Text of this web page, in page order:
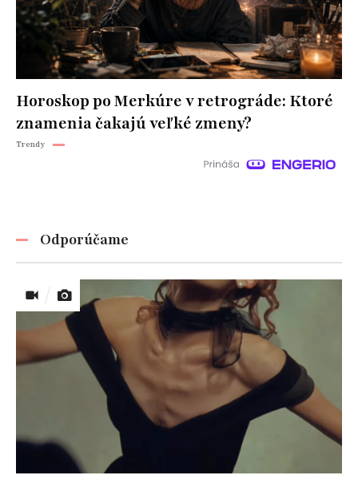
Horoskop po Merkúre v retrográde: Ktoré
znamenia čakajú veľké zmeny?
Trendy
Odporúčame